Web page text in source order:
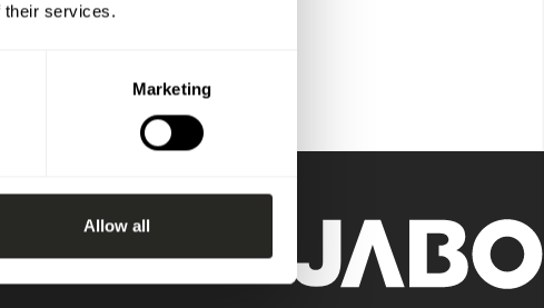
their services.
Marketing
Allow all